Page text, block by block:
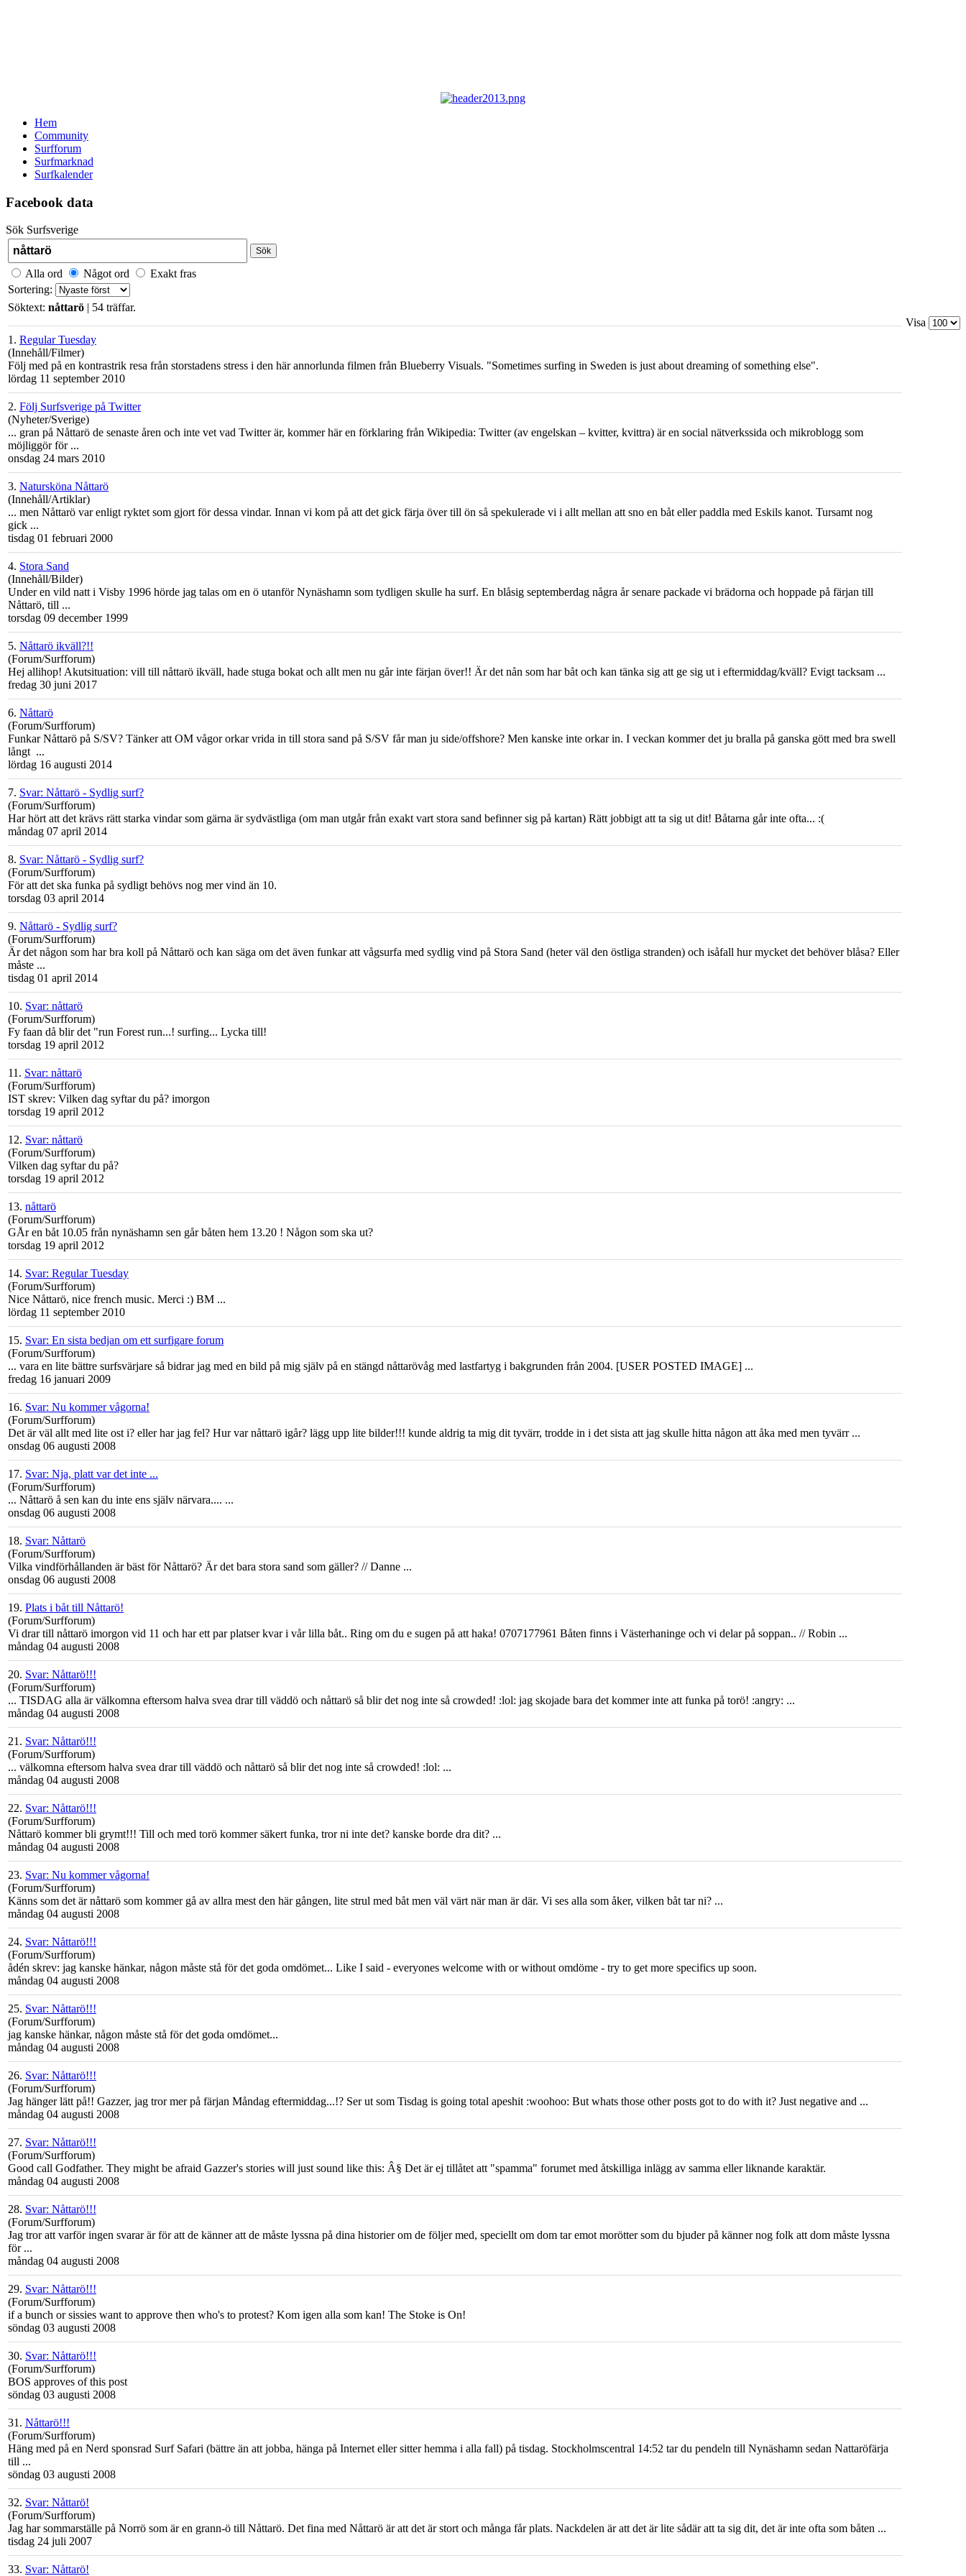
Hem
Community
Surfforum
Surfmarknad
Surfkalender
Facebook data
Sök Surfsverige
Sök
Alla ord Något ord
Exakt fras
Sortering:
Söktext: nåttarö | 54 träffar.
Visa
1. Regular Tuesday
(Innehåll/Filmer)
Följ med på en kontrastrik resa från storstadens stress i den här annorlunda filmen från Blueberry Visuals. "Sometimes surfing in Sweden is just about dreaming of something else".
lördag 11 september 2010
2. Följ Surfsverige på Twitter
(Nyheter/Sverige)
... gran på Nåttarö de senaste åren och inte vet vad Twitter är, kommer här en förklaring från Wikipedia: Twitter (av engelskan – kvitter, kvittra) är en social nätverkssida och mikroblogg som
möjliggör för ...
onsdag 24 mars 2010
3. Natursköna Nåttarö
(Innehåll/Artiklar)
... men Nåttarö var enligt ryktet som gjort för dessa vindar. Innan vi kom på att det gick färja över till ön så spekulerade vi i allt mellan att sno en båt eller paddla med Eskils kanot. Tursamt nog
gick ...
tisdag 01 februari 2000
4. Stora Sand
(Innehåll/Bilder)
Under en vild natt i Visby 1996 hörde jag talas om en ö utanför Nynäshamn som tydligen skulle ha surf. En blåsig septemberdag några år senare packade vi brädorna och hoppade på färjan till
Nåttarö, till ...
torsdag 09 december 1999
5. Nåttarö ikväll?!!
(Forum/Surfforum)
Hej allihop! Akutsituation: vill till nåttarö ikväll, hade stuga bokat och allt men nu går inte färjan över!! Är det nån som har båt och kan tänka sig att ge sig ut i eftermiddag/kväll? Evigt tacksam ...
fredag 30 juni 2017
6. Nåttarö
(Forum/Surfforum)
FunkarNåttarö på S/SV? Tänker att OM vågor orkar vrida in till stora sand på S/SV får man ju side/offshore? Men kanske inte orkar in. I veckan kommer det ju bralla på ganska gött med bra swell
långt ...
lördag 16 augusti 2014
7. Svar: Nåttarö - Sydlig surf?
(Forum/Surfforum)
Har hört att det krävs rätt starka vindar som gärna är sydvästliga (om man utgår från exakt vart stora sand befinner sig på kartan) Rätt jobbigt att ta sig ut dit! Båtarna går inte ofta... :(
måndag 07 april 2014
8. Svar: Nåttarö - Sydlig surf?
(Forum/Surfforum)
För att det ska funka på sydligt behövs nog mer vind än 10.
torsdag 03 april 2014
9. Nåttarö - Sydlig surf?
(Forum/Surfforum)
Är det någon som har bra koll på Nåttarö och kan säga om det även funkar att vågsurfa med sydlig vind på Stora Sand (heter väl den östliga stranden) och isåfall hur mycket det behöver blåsa? Eller
måste ...
tisdag 01 april 2014
10. Svar: nåttarö
(Forum/Surfforum)
Fy faan då blir det "run Forest run...! surfing... Lycka till!
torsdag 19 april 2012
11. Svar: nåttarö
(Forum/Surfforum)
IST skrev: Vilken dag syftar du på? imorgon
torsdag 19 april 2012
12. Svar: nåttarö
(Forum/Surfforum)
Vilken dag syftar du på?
torsdag 19 april 2012
13. nåttarö
(Forum/Surfforum)
GÅr en båt 10.05 från nynäshamn sen går båten hem 13.20 ! Någon som ska ut?
torsdag 19 april 2012
14. Svar: Regular Tuesday
(Forum/Surfforum)
Nice Nåttarö, nice french music. Merci :) BM ...
lördag 11 september 2010
15. Svar: En sista bedjan om ett surfigare forum
(Forum/Surfforum)
... vara en lite bättre surfsvärjare så bidrar jag med en bild på mig själv på en stängd nåttarövåg med lastfartyg i bakgrunden från 2004. [USER POSTED IMAGE] ...
fredag 16 januari 2009
16. Svar: Nu kommer vågorna!
(Forum/Surfforum)
Det är väl allt med lite ost i? eller har jag fel? Hur varnåttarö igår? lägg upp lite bilder!!! kunde aldrig ta mig dit tyvärr, trodde in i det sista att jag skulle hitta någon att åka med men tyvärr ...
onsdag 06 augusti 2008
17. Svar: Nja, platt var det inte ...
(Forum/Surfforum)
... Nåttarö å sen kan du inte ens själv närvara.... ...
onsdag 06 augusti 2008
18. Svar: Nåttarö
(Forum/Surfforum)
Vilka vindförhållanden är bäst förNåttarö? Är det bara stora sand som gäller? // Danne ...
onsdag 06 augusti 2008
19. Plats i båt till Nåttarö!
(Forum/Surfforum)
Vi drar till nåttarö imorgon vid 11 och har ett par platser kvar i vår lilla båt.. Ring om du e sugen på att haka! 0707177961 Båten finns i Västerhaninge och vi delar på soppan.. // Robin ...
måndag 04 augusti 2008
20. Svar: Nåttarö!!!
(Forum/Surfforum)
... TISDAG alla är välkomna eftersom halva svea drar till väddö och nåttarö så blir det nog inte så crowded! :lol: jag skojade bara det kommer inte att funka på torö! :angry: ...
måndag 04 augusti 2008
21. Svar: Nåttarö!!!
(Forum/Surfforum)
... välkomna eftersom halva svea drar till väddö och nåttarö så blir det nog inte så crowded! :lol: ...
måndag 04 augusti 2008
22. Svar: Nåttarö!!!
(Forum/Surfforum)
Nåttarö kommer bli grymt!!! Till och med torö kommer säkert funka, tror ni inte det? kanske borde dra dit? ...
måndag 04 augusti 2008
23. Svar: Nu kommer vågorna!
(Forum/Surfforum)
Känns som det ärnåttarö som kommer gå av allra mest den här gången, lite strul med båt men väl värt när man är där. Vi ses alla som åker, vilken båt tar ni? ...
måndag 04 augusti 2008
24. Svar: Nåttarö!!!
(Forum/Surfforum)
ådén skrev: jag kanske hänkar, någon måste stå för det goda omdömet... Like I said - everyones welcome with or without omdöme - try to get more specifics up soon.
måndag 04 augusti 2008
25. Svar: Nåttarö!!!
(Forum/Surfforum)
jag kanske hänkar, någon måste stå för det goda omdömet...
måndag 04 augusti 2008
26. Svar: Nåttarö!!!
(Forum/Surfforum)
Jag hänger lätt på!! Gazzer, jag tror mer på färjan Måndag eftermiddag...!? Ser ut som Tisdag is going total apeshit :woohoo: But whats those other posts got to do with it? Just negative and ...
måndag 04 augusti 2008
27. Svar: Nåttarö!!!
(Forum/Surfforum)
Good call Godfather. They might be afraid Gazzer's stories will just sound like this: Â§ Det är ej tillåtet att "spamma" forumet med åtskilliga inlägg av samma eller liknande karaktär.
måndag 04 augusti 2008
28. Svar: Nåttarö!!!
(Forum/Surfforum)
Jag tror att varför ingen svarar är för att de känner att de måste lyssna på dina historier om de följer med, speciellt om dom tar emot morötter som du bjuder på känner nog folk att dom måste lyssna
för ...
måndag 04 augusti 2008
29. Svar: Nåttarö!!!
(Forum/Surfforum)
if a bunch or sissies want to approve then who's to protest? Kom igen alla som kan! The Stoke is On!
söndag 03 augusti 2008
30. Svar: Nåttarö!!!
(Forum/Surfforum)
BOS approves of this post
söndag 03 augusti 2008
31. Nåttarö!!!
(Forum/Surfforum)
Häng med på en Nerd sponsrad Surf Safari (bättre än att jobba, hänga på Internet eller sitter hemma i alla fall) på tisdag. Stockholmscentral 14:52 tar du pendeln till Nynäshamn sedan Nattaröfärja
till ...
söndag 03 augusti 2008
32. Svar: Nåttarö!
(Forum/Surfforum)
Jag har sommarställe på Norrö som är en grann-ö till Nåttarö. Det fina med Nåttarö är att det är stort och många får plats. Nackdelen är att det är lite sådär att ta sig dit, det är inte ofta som båten ...
tisdag 24 juli 2007
33. Svar: Nåttarö!